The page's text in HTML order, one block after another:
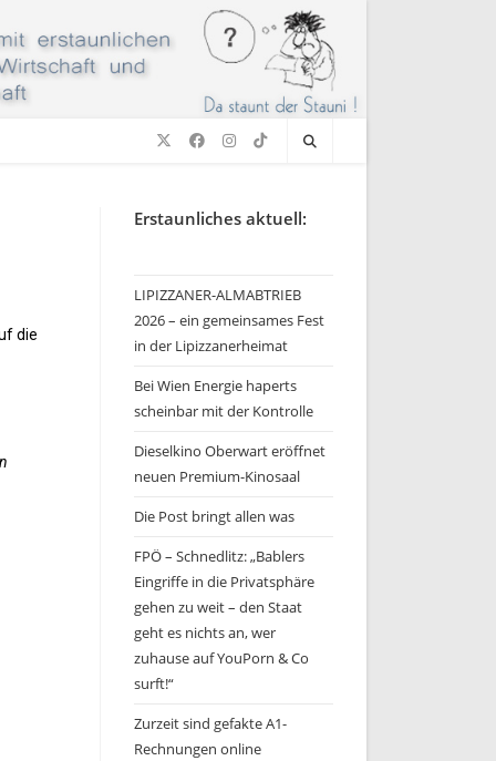
die
Erstaunliches aktuell:
LIPIZZANER-ALMABTRIEB
2026 – ein gemeinsames Fest
in der Lipizzanerheimat
Bei Wien Energie haperts
scheinbar mit der Kontrolle
Dieselkino Oberwart eröffnet
neuen Premium-Kinosaal
Die Post bringt allen was
FPÖ – Schnedlitz: „Bablers
Eingriffe in die Privatsphäre
gehen zu weit – den Staat
geht es nichts an, wer
zuhause auf YouPorn & Co
surft!“
Zurzeit sind gefakte A1-
Rechnungen online